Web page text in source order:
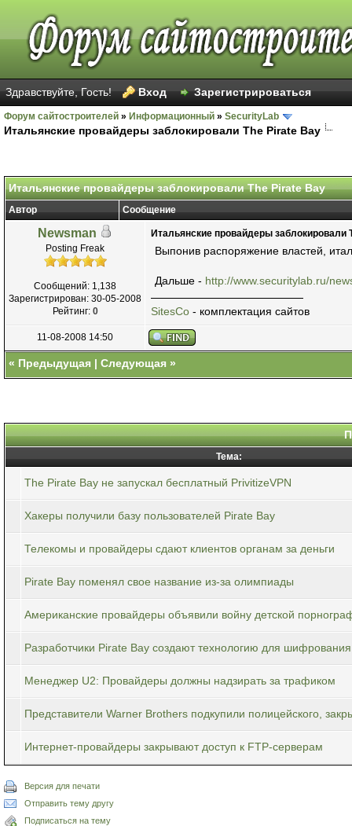
Здравствуйте, Гость! Вход Зарегистрироваться
Форум сайтостроителей » Информационный » SecurityLab
Итальянские провайдеры заблокировали The Pirate Bay
Итальянские провайдеры заблокировали The Pirate Bay
Автор Сообщение
Newsman
Posting Freak
Сообщений: 1,138
Зарегистрирован: 30-05-2008
Рейтинг: 0
Итальянские провайдеры заблокировали
Выпонив распоряжение властей,
Дальше - http://www.securitylab.ru/
SitesCo - комплектация сайтов
11-08-2008 14:50
« Предыдущая | Следующая »
Тема:
The Pirate Bay не запускал бесплатный PrivitizeVPN
Хакеры получили базу пользователей Pirate Bay
Телекомы и провайдеры сдают клиентов органам за деньги
Pirate Bay поменял свое название из-за олимпиады
Американские провайдеры объявили войну детской
Разработчики Pirate Bay создают технологию для
Менеджер U2: Провайдеры должны надзирать за трафиком
Представители Warner Brothers подкупили полицейского,
Интернет-провайдеры закрывают доступ к FTP-серверам
Версия для печати
Отправить тему другу
Подписаться на тему